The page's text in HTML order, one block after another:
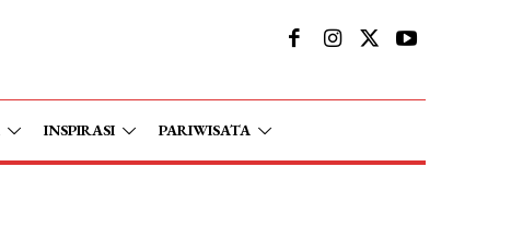
INSPIRASI PARIWISATA